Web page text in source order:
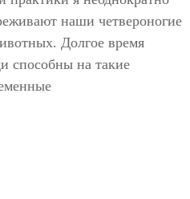
наши четвероногие
Долгое время
способны на такие